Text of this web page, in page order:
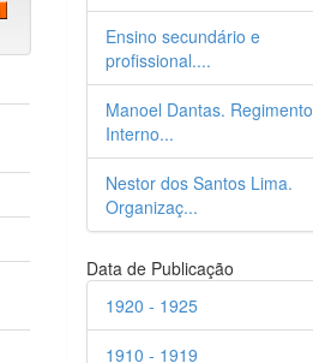
Ensino secundário e
profissional....
Manoel Dantas. Regimento
Interno...
Nestor dos Santos Lima.
Organizaç...
Data de Publicação
1920 - 1925
1910 - 1919